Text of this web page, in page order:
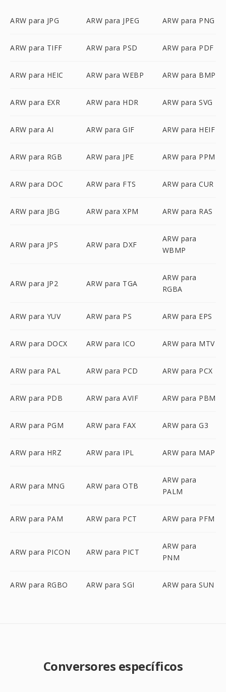
ARW para JPG ARW para JPEG ARW para PNG
ARW para TIFF ARW para PSD ARW para PDF
ARW para HEIC ARW para WEBP ARW para BMP
ARW para EXR ARW para HDR ARW para SVG
ARW para AI ARW para GIF ARW para HEIF
ARW para RGB ARW para JPE ARW para PPM
ARW para DOC ARW para FTS ARW para CUR
ARW para JBG ARW para XPM ARW para RAS
ARW para JPS ARW para DXF
ARW para
WBMP
ARW para JP2 ARW para TGA
ARW para
RGBA
ARW para YUV ARW para PS ARW para EPS
ARW para DOCX ARW para ICO ARW para MTV
ARW para PAL ARW para PCD ARW para PCX
ARW para PDB ARW para AVIF ARW para PBM
ARW para PGM ARW para FAX ARW para G3
ARW para HRZ ARW para IPL ARW para MAP
ARW para MNG ARW para OTB
ARW para
PALM
ARW para PAM ARW para PCT ARW para PFM
ARW para PICON ARW para PICT
ARW para
PNM
ARW para RGBO ARW para SGI ARW para SUN
Conversores específicos